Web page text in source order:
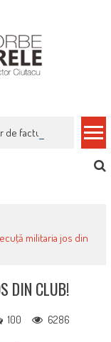
de facturi: nu plăti
militaria jos din
DIN CLUB!
100 6286